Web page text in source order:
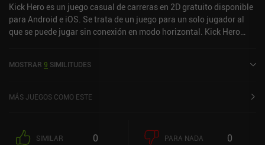
Kick Hero es un juego casual de carreras en 2D gratuito disponible
para Android e iOS. Se trata de un juego para un solo jugador al
que se puede jugar sin conexión en modo horizontal. Kick Hero
App Store de iOS.
MOSTRAR 9 SIMILITUDES
MÁS JUEGOS COMO ESTE
SIMILAR 0 PARA NADA 0